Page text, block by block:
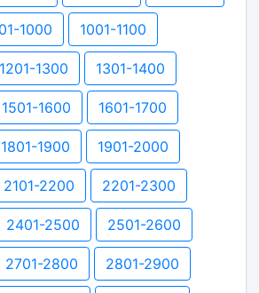
1000 1001-1100
1201-1300 1301-1400
1501-1600 1601-1700
1801-1900 1901-2000
2101-2200 2201-2300
2401-2500 2501-2600
2701-2800 2801-2900